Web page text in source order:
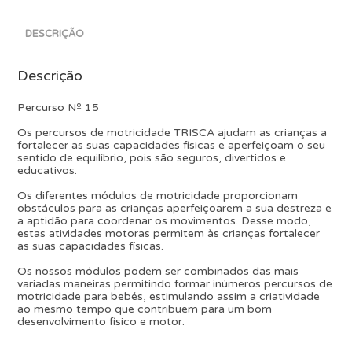
DESCRIÇÃO
Descrição
Percurso Nº 15
Os percursos de motricidade TRISCA ajudam as crianças a
fortalecer as suas capacidades físicas e aperfeiçoam o seu
sentido de equilíbrio, pois são seguros, divertidos e
educativos.
Os diferentes módulos de motricidade proporcionam
obstáculos para as crianças aperfeiçoarem a sua destreza e
a aptidão para coordenar os movimentos. Desse modo,
estas atividades motoras permitem às crianças fortalecer
as suas capacidades físicas.
Os nossos módulos podem ser combinados das mais
variadas maneiras permitindo formar inúmeros percursos de
motricidade para bebés, estimulando assim a criatividade
ao mesmo tempo que contribuem para um bom
desenvolvimento físico e motor.